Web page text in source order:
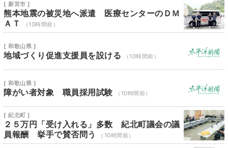
[ 新宮市 ]
熊本地震の被災地へ派遣 医療センターのＤＭ
ＡＴ
（10時間前）
[ 和歌山県 ]
地域づくり促進支援員を設ける （10時間前）
[ 和歌山県 ]
障がい者対象 職員採用試験 （10時間前）
[ 紀北町 ]
２５万円「受け入れる」多数 紀北町議会の議
員報酬 挙手で賛否問う
（10時間前）